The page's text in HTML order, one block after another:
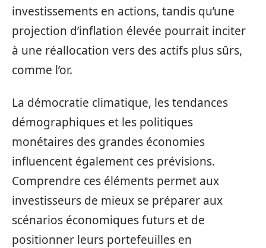
investissements en actions, tandis qu’une
projection d’inflation élevée pourrait inciter
à une réallocation vers des actifs plus sûrs,
comme l’or.
La démocratie climatique, les tendances
démographiques et les politiques
monétaires des grandes économies
influencent également ces prévisions.
Comprendre ces éléments permet aux
investisseurs de mieux se préparer aux
scénarios économiques futurs et de
positionner leurs portefeuilles en